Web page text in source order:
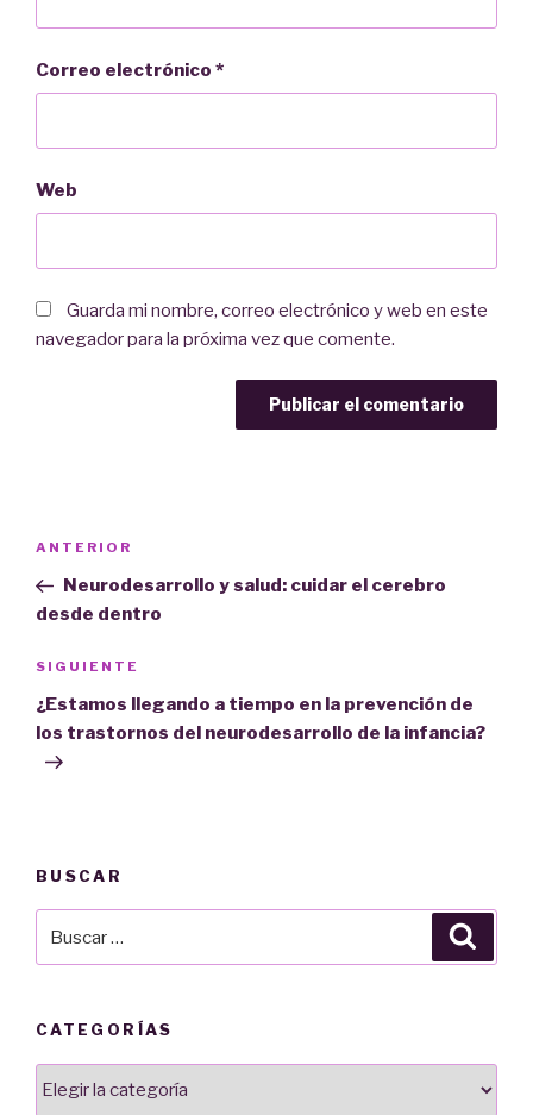
Correo electrónico *
Web
Guarda mi nombre, correo electrónico y web en este
navegador para la próxima vez que comente.
entradas
Entrada
anterior:
ANTERIOR
Neurodesarrollo y salud: cuidar el cerebro
desde dentro
Siguiente
entrada
SIGUIENTE
¿Estamos llegando a tiempo en la prevención de
los trastornos del neurodesarrollo de la infancia?
BUSCAR
CATEGORÍAS